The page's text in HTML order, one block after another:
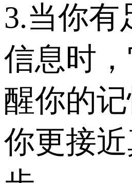
3.当你有
信息时
醒你的
你更接